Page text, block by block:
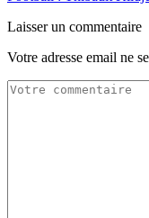
Laisser un commentaire
Votre adresse email ne